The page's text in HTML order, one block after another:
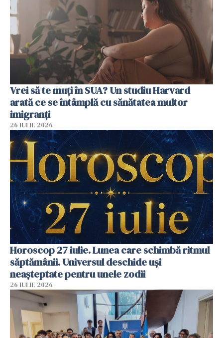
Vrei să te muți în SUA? Un studiu Harvard
arată ce se întâmplă cu sănătatea multor
imigranți
26 IULIE 2026
Horoscop 27 iulie. Lunea care schimbă ritmul
săptămânii. Universul deschide uși
neașteptate pentru unele zodii
26 IULIE 2026